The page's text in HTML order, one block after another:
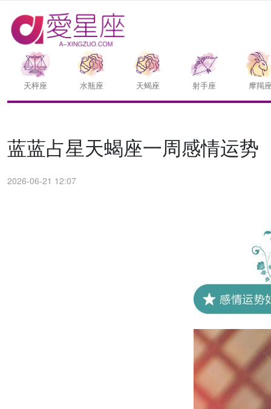
天枰座 水瓶座 天蝎座 射手座 摩羯
蓝蓝占星天蝎座一周感情运势
2026-06-21 12:07